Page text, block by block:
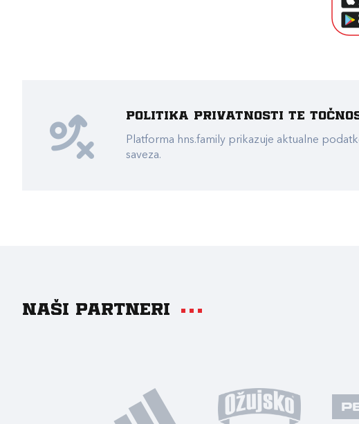
Politika privatnosti te
Platforma hns.family prikazuje aktualne
saveza.
Naši partneri